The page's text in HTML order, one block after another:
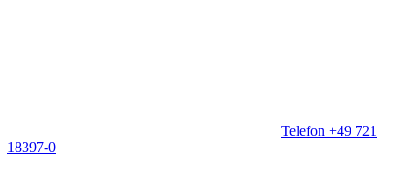
Telefon +49 721
18397-0